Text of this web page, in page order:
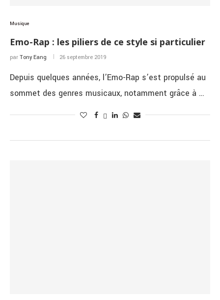
Musique
Emo-Rap : les piliers de ce style si particulier
par Tony Eang 26 septembre 2019
Depuis quelques années, l’Emo-Rap s’est propulsé au
sommet des genres musicaux, notamment grâce à …